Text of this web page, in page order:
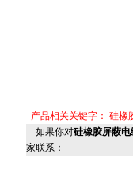
产品相关关键字： 硅橡
如果你对硅橡胶屏蔽电
家联系：